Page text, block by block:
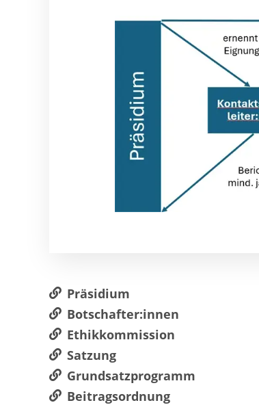
Präsidium
Botschafter:innen
Ethikkommission
Satzung
Grundsatzprogramm
Beitragsordnung